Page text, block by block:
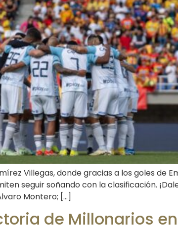
Villegas, donde gracias a los goles de
seguir soñando con la clasificación.
Montero; […]
de Millonarios